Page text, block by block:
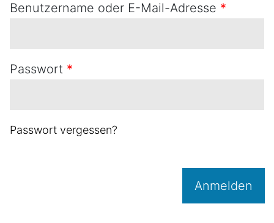
Benutzername oder E-Mail-Adresse *
Passwort *
Passwort vergessen?
Anmelden